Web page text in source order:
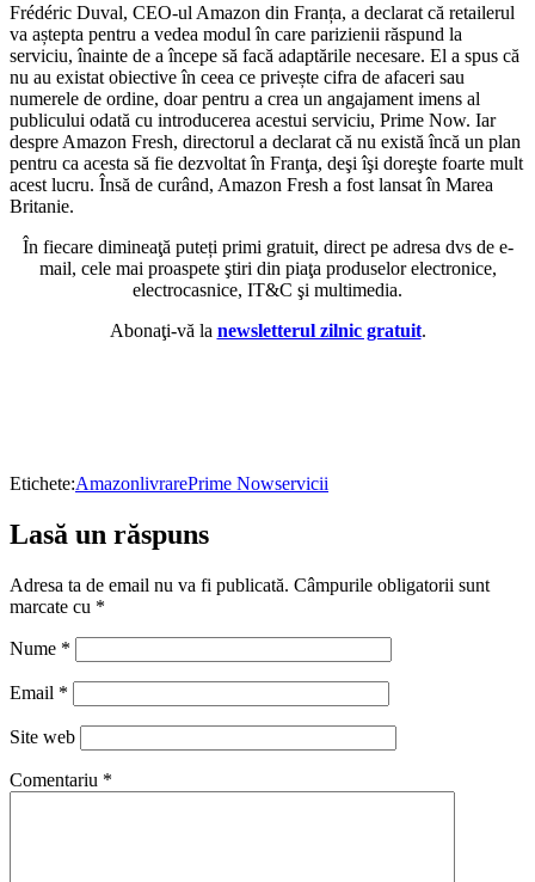
Frédéric Duval, CEO-ul Amazon din Franța, a declarat că retailerul
va aștepta pentru a vedea modul în care parizienii răspund la
serviciu, înainte de a începe să facă adaptările necesare. El a spus că
nu au existat obiective în ceea ce privește cifra de afaceri sau
numerele de ordine, doar pentru a crea un angajament imens al
publicului odată cu introducerea acestui serviciu, Prime Now. Iar
despre Amazon Fresh, directorul a declarat că nu există încă un plan
pentru ca acesta să fie dezvoltat în Franţa, deşi îşi doreşte foarte mult
acest lucru. Însă de curând, Amazon Fresh a fost lansat în Marea
Britanie.
În fiecare dimineaţă puteți primi gratuit, direct pe adresa dvs de e-
mail, cele mai proaspete ştiri din piaţa produselor electronice,
electrocasnice, IT&C şi multimedia.
Abonaţi-vă la newsletterul zilnic gratuit.
Etichete:AmazonlivrarePrime Nowservicii
Lasă un răspuns
Adresa ta de email nu va fi publicată. Câmpurile obligatorii sunt
marcate cu *
Nume *
Email *
Site web
Comentariu *